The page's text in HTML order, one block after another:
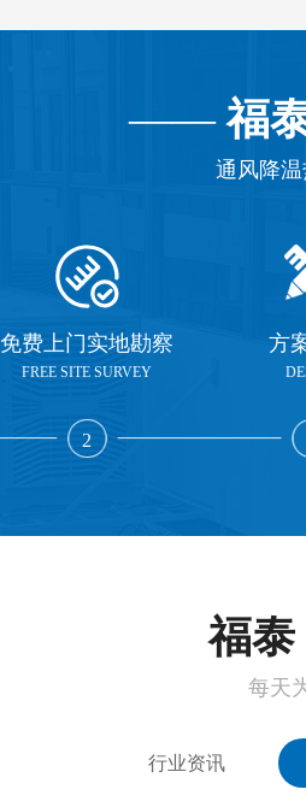
——福
通风降
免费上门实地勘察
FREE SITE SURVEY
2
方
福泰
每天
行业资讯